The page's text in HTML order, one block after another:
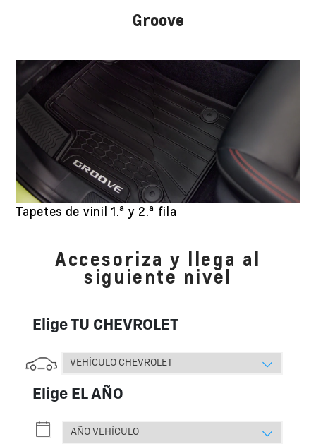
Groove
Tapetes de vinil 1.a y 2.a fila
Accesoriza y llega al
siguiente nivel